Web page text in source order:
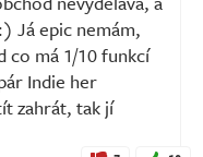
Já epic nemám,
co má 1/10 funkcí
Indie her
zahrát, tak jí